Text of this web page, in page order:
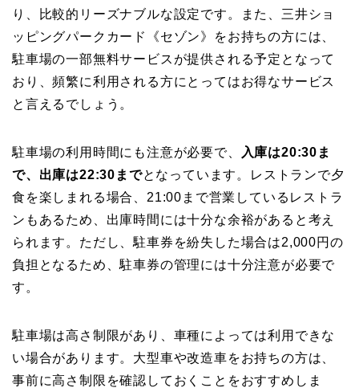
り、比較的リーズナブルな設定です。また、三井ショ
ッピングパークカード《セゾン》をお持ちの方には、
駐車場の一部無料サービスが提供される予定となって
おり、頻繁に利用される方にとってはお得なサービス
と言えるでしょう。
駐車場の利用時間にも注意が必要で、
入庫は20:30ま
で、出庫は22:30までとなっています。レストランで夕
食を楽しまれる場合、21:00まで営業しているレストラ
ンもあるため、出庫時間には十分な余裕があると考え
られます。ただし、駐車券を紛失した場合は2,000円の
負担となるため、駐車券の管理には十分注意が必要で
す。
駐車場は高さ制限があり、車種によっては利用できな
い場合があります。大型車や改造車をお持ちの方は、
事前に高さ制限を確認しておくことをおすすめしま